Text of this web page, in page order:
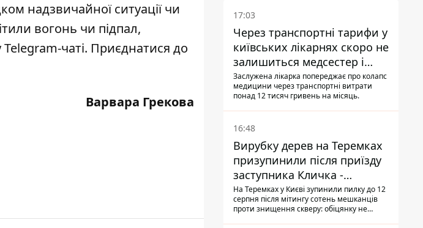
надзвичайної ситуації чи
вогонь чи підпал,
чаті. Приєднатися до
Варвара Грекова
17:03
Через транспортні тарифи у
київських лікарнях скоро не
залишиться медсестер і
санітарок - професор
Голубовська
Заслужена лікарка попереджає про колапс
медицини через транспортні витрати
понад 12 тисяч гривень на місяць.
16:48
Вирубку дерев на Теремках
призупинили після приїзду
заступника Кличка -
почався діалог
На Теремках у Києві зупинили пилку до 12
серпня після мітингу сотень мешканців
проти знищення скверу: обіцянку не